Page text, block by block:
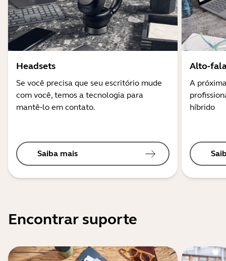
Headsets
Se você precisa que seu escritório mude
com você, temos a tecnologia para
mantê-lo em contato.
Saiba mais
Alto-
A
híbrido
Encontrar suporte